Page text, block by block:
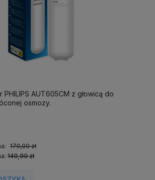
PHILIPS AUT605CM z głowicą do
osmozy.
170,00 zł
149,90 zł